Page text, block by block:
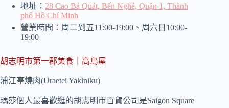
地址： 28 Cao Bá Quát, Bến Nghé, Quận 1, Thành
phố Hồ Chí Minh
營業時間：周二到五11:00-19:00、周六日10:00-
19:00
胡志明市第一郡美食｜高島屋
浦江亭燒肉(Uraetei Yakiniku)
瑪莎個人最喜歡逛的胡志明市百貨公司是Saigon Square